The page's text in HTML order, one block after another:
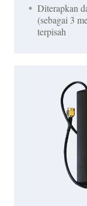
Diterapkan
(sebagai 3
terpisah